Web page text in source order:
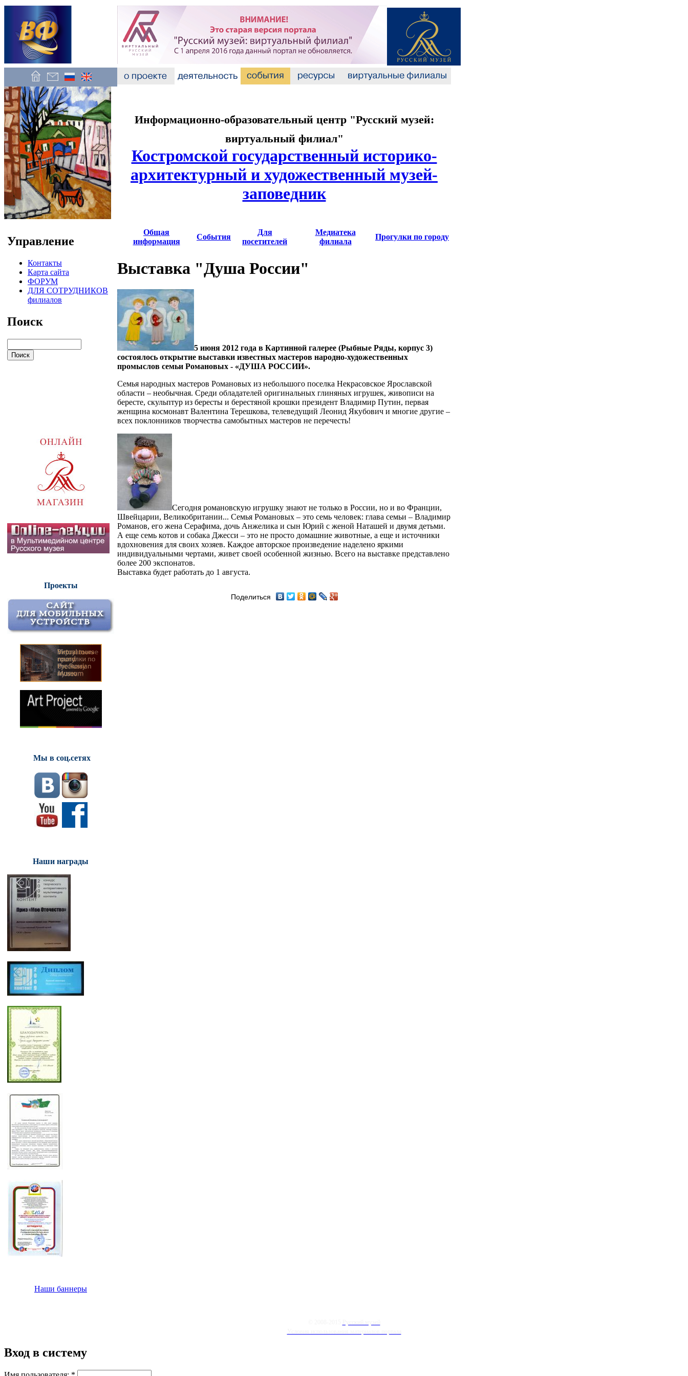
Управление
Контакты
Карта сайта
ФОРУМ
ДЛЯ СОТРУДНИКОВ
филиалов
Поиск
Проекты
Мы в соц.сетях
Наши награды
Наши баннеры
Информационно-образовательный центр "Русский музей:
виртуальный филиал"
Костромской государственный историко-
архитектурный и художественный музей-
заповедник
Общая
информация
События
Для
посетителей
Медиатека
филиала
Прогулки по городу
Выставка "Душа России"
5 июня 2012 года в Картинной галерее (Рыбные Ряды, корпус 3)
состоялось открытие выставки известных мастеров народно-художественных
промыслов семьи Романовых - «ДУША РОССИИ».
Семья народных мастеров Романовых из небольшого поселка Некрасовское Ярославской
области – необычная. Среди обладателей оригинальных глиняных игрушек, живописи на
бересте, скульптур из бересты и берестяной крошки президент Владимир Путин, первая
женщина космонавт Валентина Терешкова, телеведущий Леонид Якубович и многие другие –
всех поклонников творчества самобытных мастеров не перечесть!
Сегодня романовскую игрушку знают не только в России, но и во Франции,
Швейцарии, Великобритании... Семья Романовых – это семь человек: глава семьи – Владимир
Романов, его жена Серафима, дочь Анжелика и сын Юрий с женой Наташей и двумя детьми.
А еще семь котов и собака Джесси – это не просто домашние животные, а еще и источники
вдохновения для своих хозяев. Каждое авторское произведение наделено яркими
индивидуальными чертами, живет своей особенной жизнью. Всего на выставке представлено
более 200 экспонатов.
Выставка будет работать до 1 августа.
Поделиться
Вход в систему